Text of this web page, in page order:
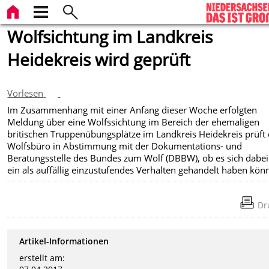
Wolfsichtung im Landkreis
Heidekreis wird geprüft
Vorlesen
Im Zusammenhang mit einer Anfang dieser Woche erfolgten
Meldung über eine Wolfssichtung im Bereich der ehemaligen
britischen Truppenübungsplätze im Landkreis Heidekreis prüft
Wolfsbüro in Abstimmung mit der Dokumentations- und
Beratungsstelle des Bundes zum Wolf (DBBW), ob es sich
ein als auffällig einzustufendes Verhalten gehandelt haben
Artikel-Informationen
erstellt am: